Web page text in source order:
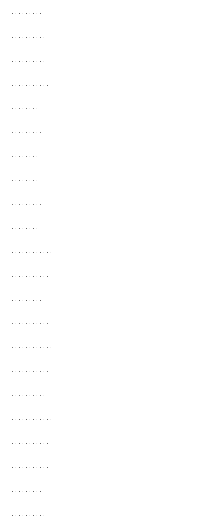
. . . . . . . . .
. . . . . . . . . .
. . . . . . . . . .
. . . . . . . . . . .
. . . . . . . .
. . . . . . . . .
. . . . . . . .
. . . . . . . .
. . . . . . . . .
. . . . . . . .
. . . . . . . . . . . .
. . . . . . . . . . .
. . . . . . . . .
. . . . . . . . . . .
. . . . . . . . . . . .
. . . . . . . . . . .
. . . . . . . . . .
. . . . . . . . . . . .
. . . . . . . . . . .
. . . . . . . . . . .
. . . . . . . . .
. . . . . . . . . .